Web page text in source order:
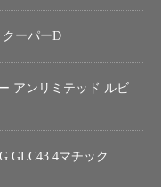
ーパーD
アンリミテッド ルビ
GLC43 4マチック